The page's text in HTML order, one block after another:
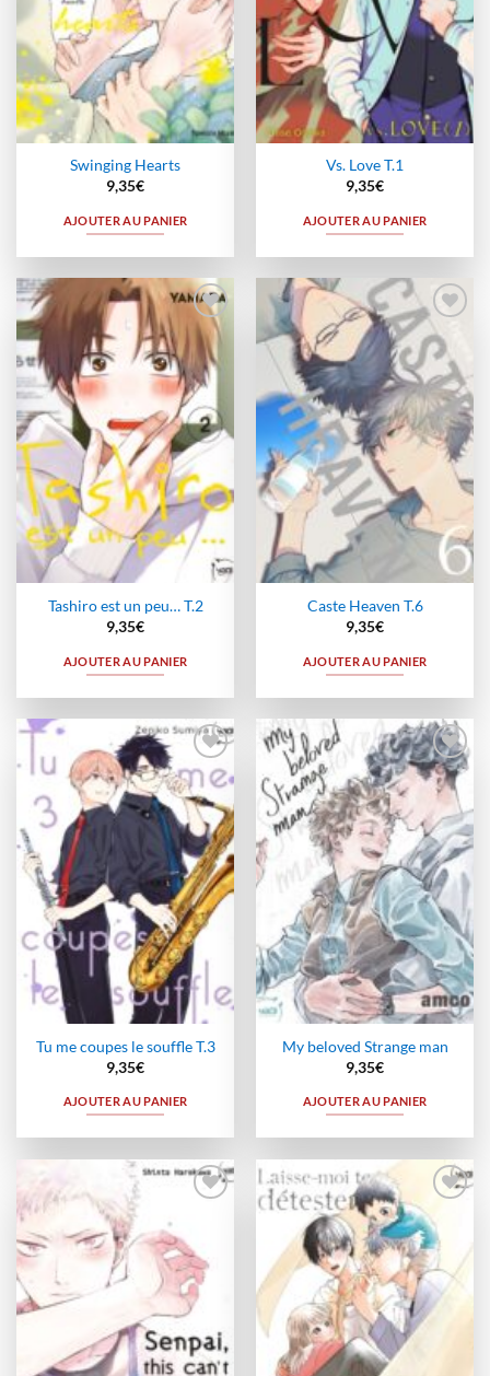
Swinging Hearts
9,35€
AJOUTER AU PANIER
Vs. Love T.1
9,35€
AJOUTER AU PANIER
Ajouter
à la
wishlist
Tashiro est un peu… T.2
9,35€
AJOUTER AU PANIER
Ajouter
à la
wishlist
Caste Heaven T.6
9,35€
AJOUTER AU PANIER
Ajouter
à la
wishlist
Tu me coupes le souffle T.3
9,35€
AJOUTER AU PANIER
Ajouter
à la
wishlist
My beloved Strange man
9,35€
AJOUTER AU PANIER
wishlist
Ajouter
à la
wishlist